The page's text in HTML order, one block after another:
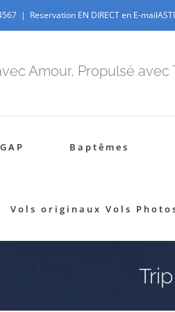
| Reservation EN DIRECT en E-
Amour, Propulsé avec
Baptêmes
Vols originaux Vols
Trip